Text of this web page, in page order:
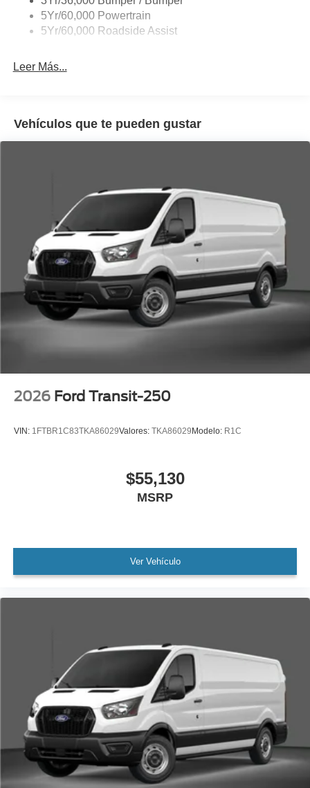
Wipers - Rain-Sensing
5Yr/60,000 Powertrain
5Yr/60,000 Roadside Assist
Leer Más...
Vehículos que te pueden gustar
2026 Ford Transit-250
VIN: 1FTBR1C83TKA86029Valores: TKA86029Modelo: R1C
$55,130
MSRP
Ver Vehículo